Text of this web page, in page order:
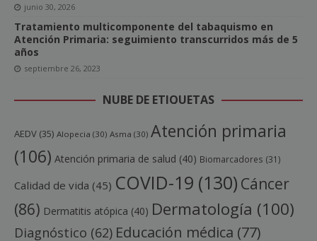
junio 30, 2026
Tratamiento multicomponente del tabaquismo en
Atención Primaria: seguimiento transcurridos más de 5
años
septiembre 26, 2023
NUBE DE ETIQUETAS
AEDV (35) Alopecia (30) Asma (30) Atención primaria
(106) Atención primaria de salud (40) Biomarcadores (31)
Calidad de vida (45) COVID-19 (130) Cáncer
(86) Dermatitis atópica (40) Dermatología (100)
Diagnóstico (62) Educación médica (77)